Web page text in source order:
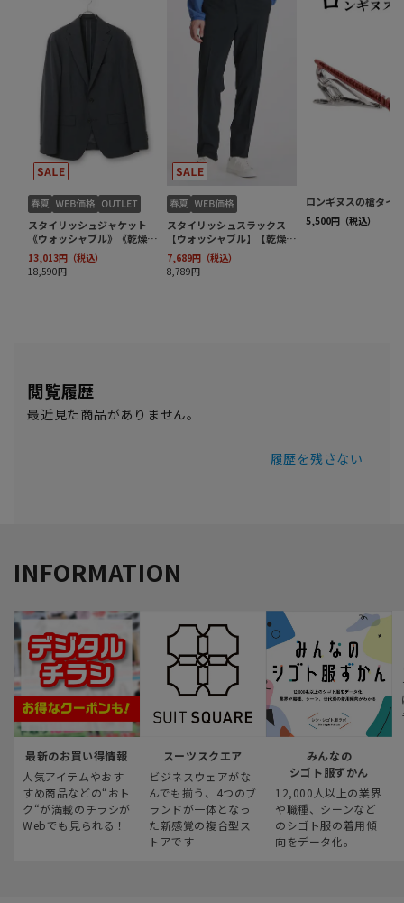
閲覧履歴
最近見た商品がありません。
履歴を残さない
INFORMATION
最新のお買い得情報
人気アイテムやおす
すめ商品などの“おト
ク“が満載のチラシが
Webでも見られる！
スーツスクエア
ビジネスウェアがな
んでも揃う、4つのブ
ランドが一体となっ
た新感覚の複合型ス
トアです
みんなの
シゴト服ずかん
12,000人以上の業界
や職種、シーンなど
のシゴト服の着用傾
向をデータ化。